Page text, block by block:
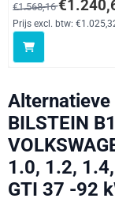
€1.568,16
Prijs excl. btw:
BILSTEIN
1.0, 1.2,
GTI 37 -92